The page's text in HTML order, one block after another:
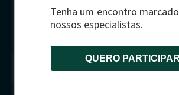
Tenha um encontro
nossos especialistas.
QUERO PARTICIPAR
CATEGORIA:GADO DE CORTE